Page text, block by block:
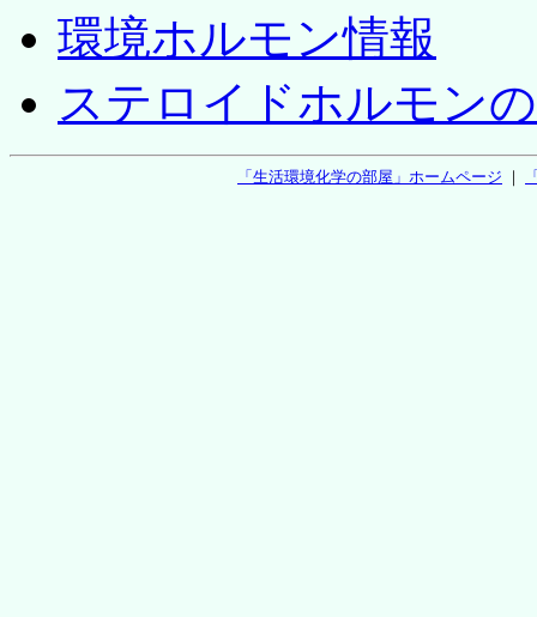
環境ホルモン情報
ステロイドホルモン
「生活環境化学の部屋」ホームページ ｜